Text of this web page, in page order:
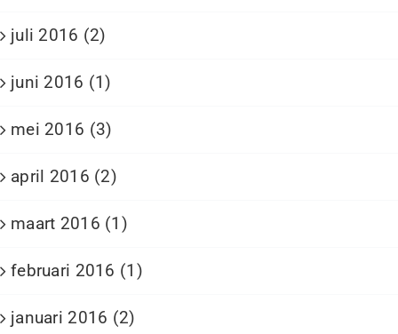
juli 2016 (2)
juni 2016 (1)
mei 2016 (3)
april 2016 (2)
maart 2016 (1)
februari 2016 (1)
januari 2016 (2)